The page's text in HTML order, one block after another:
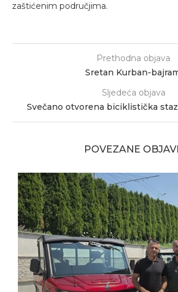
zaštićenim područjima.
Prethodna objava
Sretan Kurban-
Sljedeća objava
Svečano otvorena biciklistička
POVEZANE